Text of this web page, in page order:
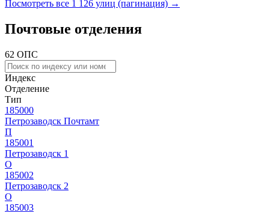
Посмотреть все 1 126 улиц (пагинация) →
Почтовые отделения
62 ОПС
Индекс
Отделение
Тип
185000
Петрозаводск Почтамт
П
185001
Петрозаводск 1
О
185002
Петрозаводск 2
О
185003